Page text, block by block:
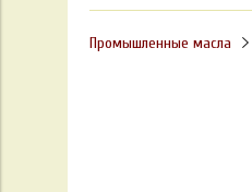
Промышленные масла